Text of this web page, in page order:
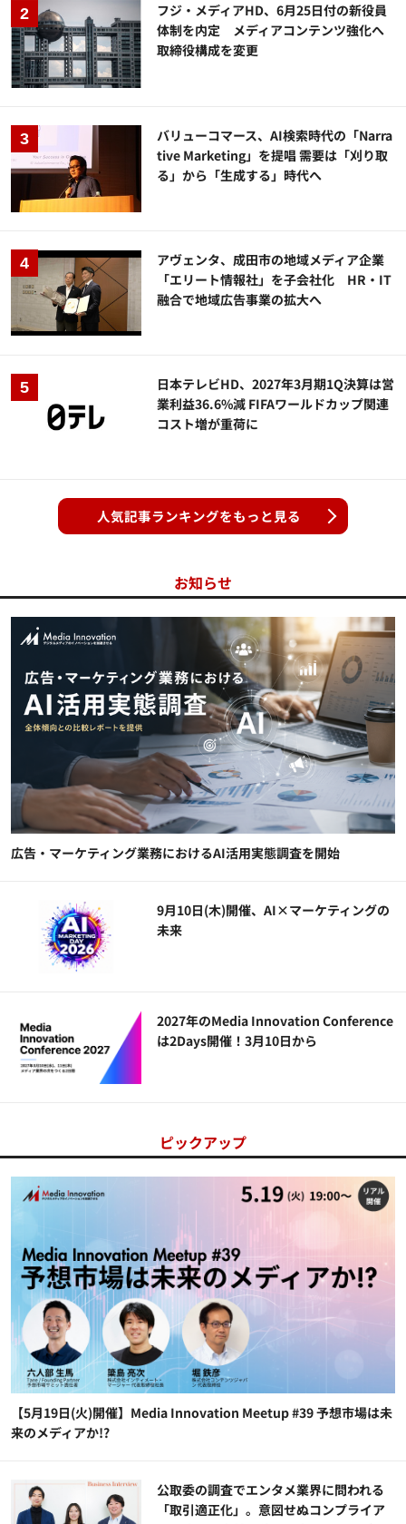
フジ・メディアHD、6月25日付の新役員
体制を内定 メディアコンテンツ強化へ
取締役構成を変更
バリューコマース、AI検索時代の「Narra
tive Marketing」を提唱 需要は「刈り取
る」から「生成する」時代へ
アヴェンタ、成田市の地域メディア企業
「エリート情報社」を子会社化 HR・IT
融合で地域広告事業の拡大へ
日本テレビHD、2027年3月期1Q決算は営
業利益36.6%減 FIFAワールドカップ関連
コスト増が重荷に
人気記事ランキングをもっと見る
お知らせ
広告・マーケティング業務におけるAI活用実態調査を開始
9月10日(木)開催、AI×マーケティングの
未来
2027年のMedia Innovation Conference
は2Days開催！3月10日から
ピックアップ
【5月19日(火)開催】Media Innovation Meetup #39 予想市場は未
来のメディアか!?
公​​取委の調査でエンタメ業界に問われる
「取引適正化」。意図せぬコンプライア